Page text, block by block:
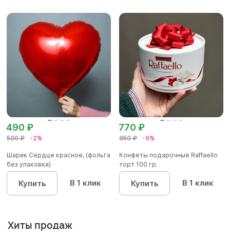
500 ₽ -2%
490 ₽
Шарик Сердце красное, (фольга
без упаковки)
Купить В 1 клик
850 ₽ -9%
770 ₽
Конфеты подарочные Raffaello
торт 100 гр.
Купить В 1 клик
Хиты продаж